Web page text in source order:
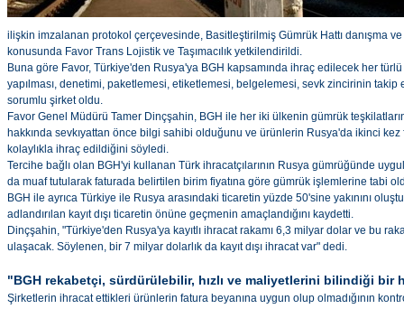
ilişkin imzalanan protokol çerçevesinde, Basitleştirilmiş Gümrük Hattı danışma
konusunda Favor Trans Lojistik ve Taşımacılık yetkilendirildi.
Buna göre Favor, Türkiye'den Rusya'ya BGH kapsamında ihraç edilecek her
yapılması, denetimi, paketlemesi, etiketlemesi, belgelemesi, sevk zincirinin takip
sorumlu şirket oldu.
Favor Genel Müdürü Tamer Dinçşahin, BGH ile her iki ülkenin gümrük
hakkında sevkıyattan önce bilgi sahibi olduğunu ve ürünlerin Rusya'da ikinci kez
kolaylıkla ihraç edildiğini söyledi.
Tercihe bağlı olan BGH'yi kullanan Türk ihracatçılarının Rusya gümrüğünde
da muaf tutularak faturada belirtilen birim fiyatına göre gümrük işlemlerine tabi
BGH ile ayrıca Türkiye ile Rusya arasındaki ticaretin yüzde 50'sine yakınını
adlandırılan kayıt dışı ticaretin önüne geçmenin amaçlandığını kaydetti.
Dinçşahin, "Türkiye'den Rusya'ya kayıtlı ihracat rakamı 6,3 milyar dolar ve bu
ulaşacak. Söylenen, bir 7 milyar dolarlık da kayıt dışı ihracat var" dedi.
"BGH rekabetçi, sürdürülebilir, hızlı ve maliyetlerini bilindiği bir
Şirketlerin ihracat ettikleri ürünlerin fatura beyanına uygun olup olmadığının